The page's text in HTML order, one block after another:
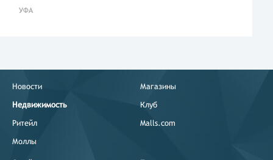
УФА
Новости
Недвижимость
Ритейл
Моллы
Магазины
Клуб
Malls.com